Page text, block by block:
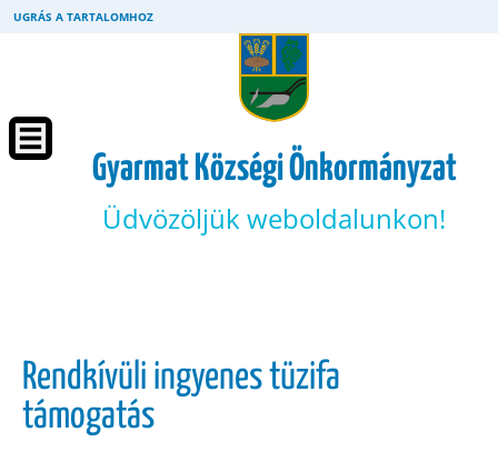
UGRÁS A TARTALOMHOZ
Gyarmat Községi Önkormányzat
Üdvözöljük weboldalunkon!
Rendkívüli ingyenes tüzifa
támogatás